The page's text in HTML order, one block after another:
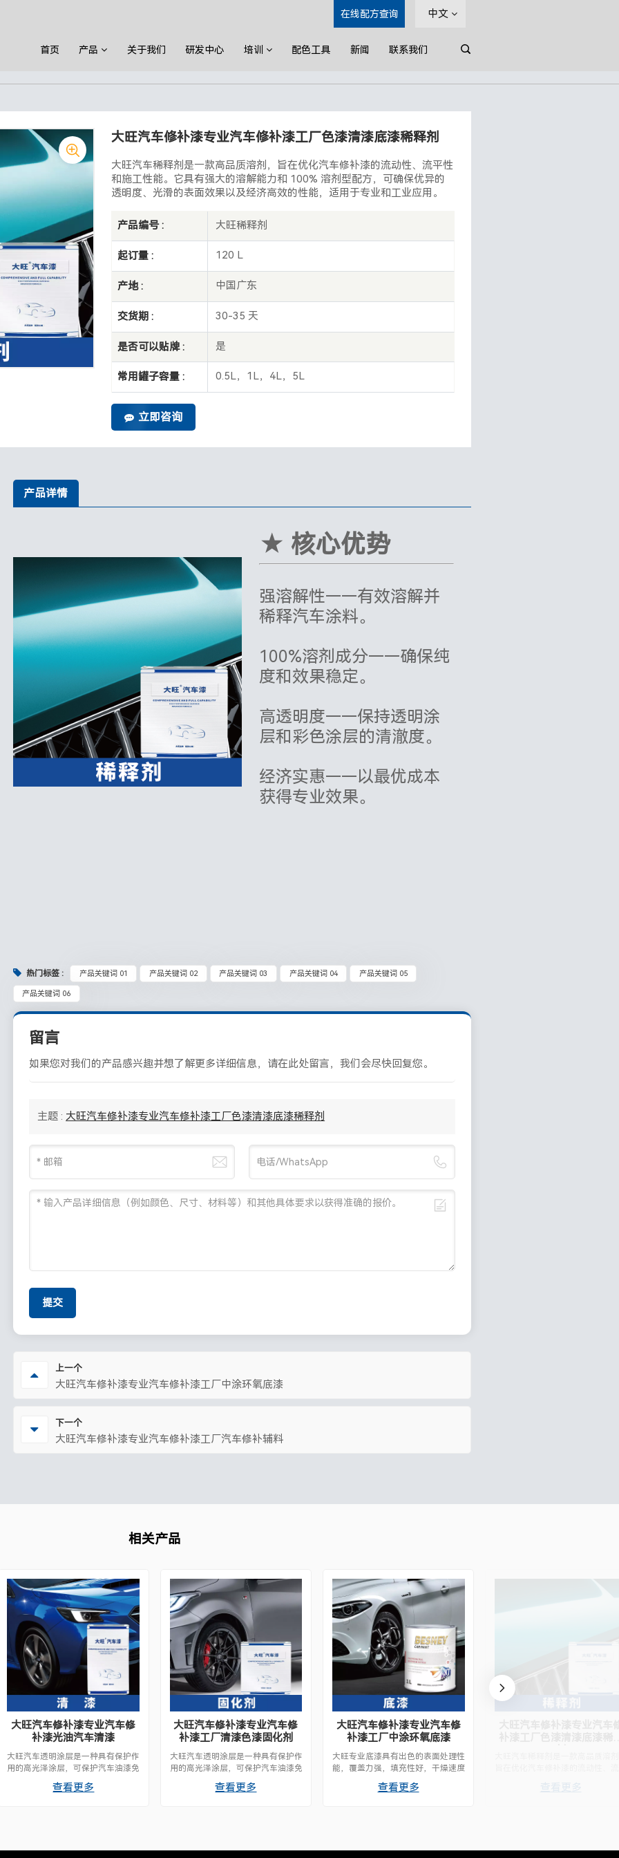
在线配方查询 中文
English
Français
Deutsch
首页 产品 关于我们 研发中心 培训 配色工具 新闻 联系我们
大旺汽车修补漆专业汽车修补漆工厂色漆清漆底漆稀释剂
大旺汽车稀释剂是一款高品质溶剂，旨在优化汽车修补漆的流动性、流平性
和施工性能。它具有强大的溶解能力和 100% 溶剂型配方，可确保优异的
透明度、光滑的表面效果以及经济高效的性能，适用于专业和工业应用。
产品编号 : 大旺稀释剂
起订量 : 120 L
产地 : 中国广东
交货期 : 30-35 天
是否可以贴牌 : 是
常用罐子容量 : 0.5L，1L，4L，5L
立即咨询
产品详情
★ 核心优势
强溶解性——有效溶解并
稀释汽车涂料。
100%溶剂成分——确保纯
度和效果稳定。
高透明度——保持透明涂
层和彩色涂层的清澈度。
经济实惠——以最优成本
获得专业效果。
热门标签 : 产品关键词 01 产品关键词 02 产品关键词 03 产品关键词 04 产品关键词 05
产品关键词 06
留言
如果您对我们的产品感兴趣并想了解更多详细信息，请在此处留言，我们会尽快回复您。
主题 : 大旺汽车修补漆专业汽车修补漆工厂色漆清漆底漆稀释剂
提交
上一个
大旺汽车修补漆专业汽车修补漆工厂中涂环氧底漆
下一个
大旺汽车修补漆专业汽车修补漆工厂汽车修补辅料
相关产品
大旺汽车修补漆专业汽车修
补漆光油汽车清漆
大旺汽车透明涂层是一种具有保护作
用的高光泽涂层，可保护汽车油漆免
受损伤，同时增强其光泽，干燥迅
速，易于施工。
查看更多
大旺汽车修补漆专业汽车修
补漆工厂清漆色漆固化剂
大旺汽车透明涂层是一种具有保护作
用的高光泽涂层，可保护汽车油漆免
受损伤，同时增强其光泽，干燥迅
速，易于施工。
查看更多
大旺汽车修补漆专业汽车修
补漆工厂中涂环氧底漆
大旺专业底漆具有出色的表面处理性
能，覆盖力强，填充性好，干燥速度
快。其易于打磨的配方可确保光滑的
底面，从而提高面漆的附着力和整体
查看更多
性和施工性能。它具有强大的溶
力和 100% 溶剂型配方，可确保
查看更多